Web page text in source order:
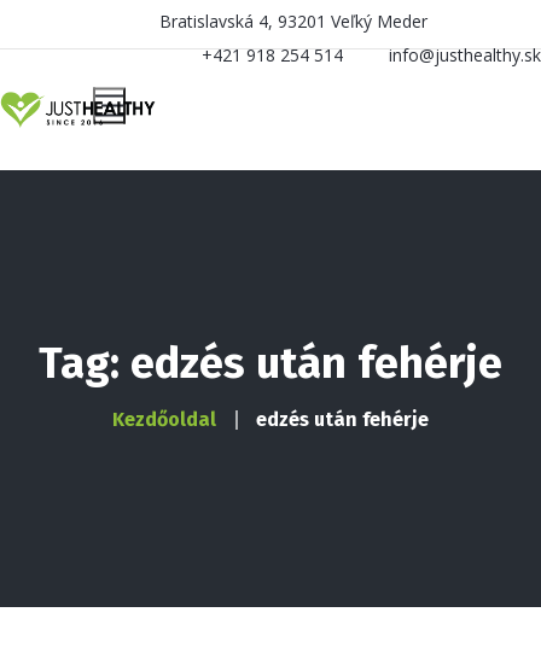
Bratislavská 4, 93201 Veľký Meder
+421 918 254 514
info@justhealthy.sk
Tag: edzés után fehérje
Kezdőoldal edzés után fehérje